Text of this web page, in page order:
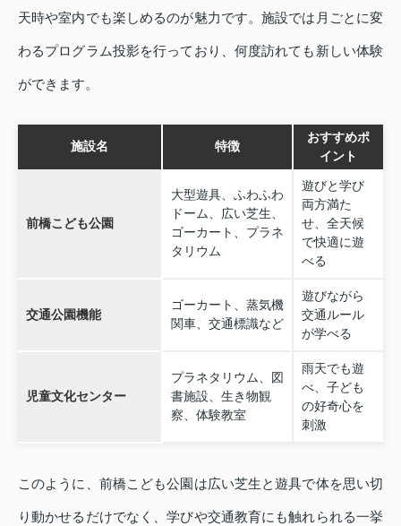
天時や室内でも楽しめるのが魅力です。施設では月ごとに変
わるプログラム投影を行っており、何度訪れても新しい体験
ができます。
施設名 特徴
おすすめポ
イント
前橋こども公園
大型遊具、ふわふわ
ドーム、広い芝生、
ゴーカート、プラネ
タリウム
遊びと学び
両方満た
せ、全天候
で快適に遊
べる
交通公園機能
ゴーカート、蒸気機
関車、交通標識など
遊びながら
交通ルール
が学べる
児童文化センター
プラネタリウム、図
書施設、生き物観
察、体験教室
雨天でも遊
べ、子ども
の好奇心を
刺激
このように、前橋こども公園は広い芝生と遊具で体を思い切
り動かせるだけでなく、学びや交通教育にも触れられる一挙